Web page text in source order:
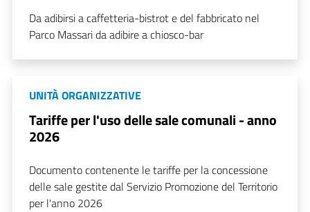
Da adibirsi a caffetteria-bistrot e del fabbricato nel
Parco Massari da adibire a chiosco-bar
UNITÀ ORGANIZZATIVE
Tariffe per l'uso delle sale comunali - anno
2026
Documento contenente le tariffe per la concessione
delle sale gestite dal Servizio Promozione del Territorio
per l'anno 2026